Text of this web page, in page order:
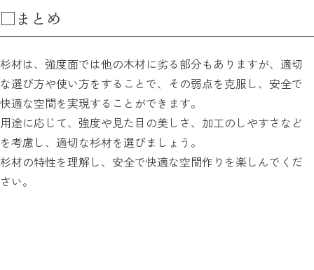
□まとめ
杉材は、強度面では他の木材に劣る部分もありますが、適切
な選び方や使い方をすることで、その弱点を克服し、安全で
快適な空間を実現することができます。
用途に応じて、強度や見た目の美しさ、加工のしやすさなど
を考慮し、適切な杉材を選びましょう。
杉材の特性を理解し、安全で快適な空間作りを楽しんでくだ
さい。